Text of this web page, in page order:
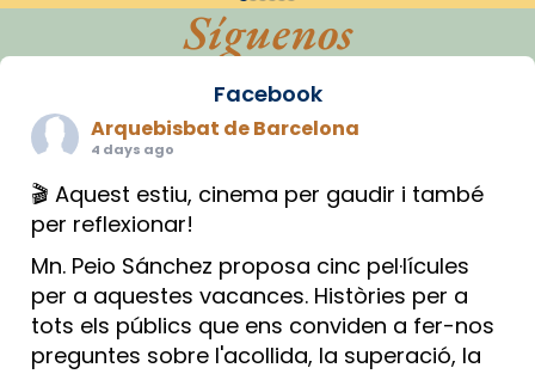
Síguenos
Facebook
Arquebisbat de Barcelona
4 days ago
🎬 Aquest estiu, cinema per gaudir i també
per reflexionar!
Mn. Peio Sánchez proposa cinc pel·lícules
per a aquestes vacances. Històries per a
tots els públics que ens conviden a fer-nos
preguntes sobre l'acollida, la superació, la